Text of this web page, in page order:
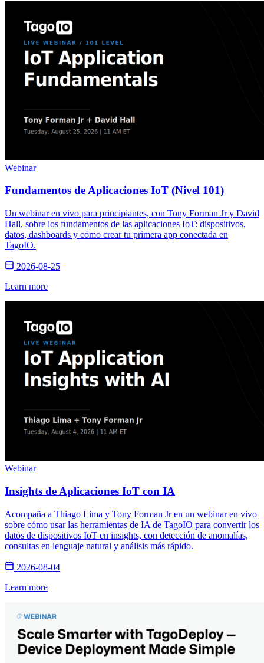
Webinar
Fundamentos de Aplicaciones IoT (Nivel 101)
Un webinar en vivo para principiantes, con Tony Forman Jr y David
Hall, sobre los fundamentos de las aplicaciones IoT: dispositivos,
datos, dashboards y cómo crear tu primera app conectada en
TagoIO.
2026-08-25
Learn more
Webinar
Insights de Aplicaciones IoT con IA
Acompaña a Thiago Lima y Tony Forman Jr en un webinar en vivo
sobre cómo usar las herramientas de IA de TagoIO para convertir los
datos de dispositivos IoT en insights, con detección de anomalías,
consultas en lenguaje natural y análisis más rápido.
2026-08-04
Learn more